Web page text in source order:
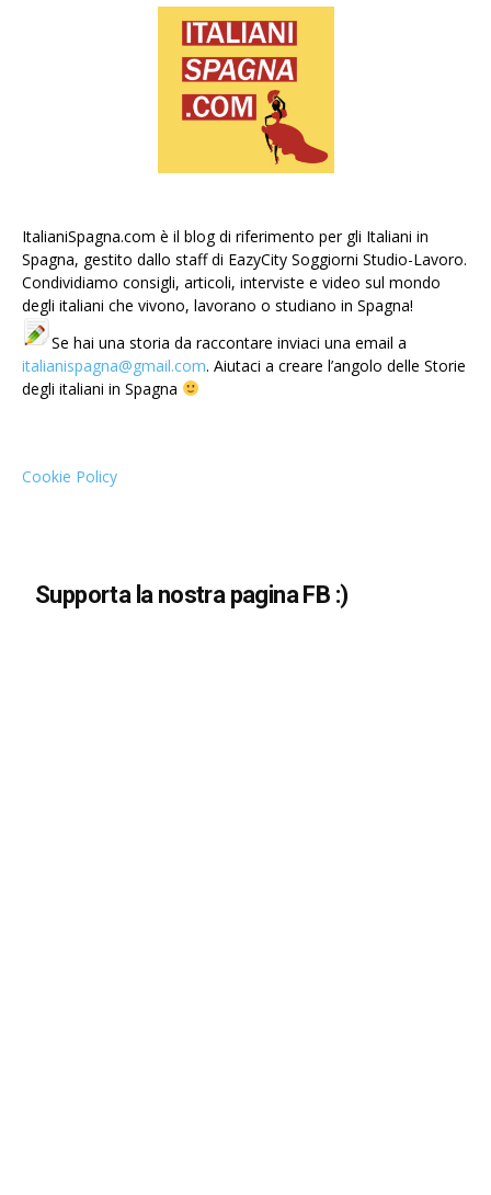
ItalianiSpagna.com è il blog di riferimento per gli Italiani in
Spagna, gestito dallo staff di EazyCity Soggiorni Studio-Lavoro.
Condividiamo consigli, articoli, interviste e video sul mondo
degli italiani che vivono, lavorano o studiano in Spagna!
Se hai una storia da raccontare inviaci una email a
italianispagna@gmail.com. Aiutaci a creare l’angolo delle Storie
degli italiani in Spagna
Cookie Policy
Supporta la nostra pagina FB :)